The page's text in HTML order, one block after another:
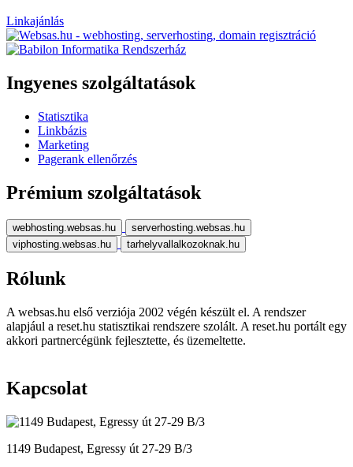
Linkajánlás
Ingyenes szolgáltatások
Statisztika
Linkbázis
Marketing
Pagerank ellenőrzés
Prémium szolgáltatások
webhosting.websas.hu
serverhosting.websas.hu
viphosting.websas.hu
tarhelyvallalkozoknak.hu
Rólunk
A websas.hu első verziója 2002 végén készült el. A rendszer
alapjául a reset.hu statisztikai rendszere szolált. A reset.hu portált egy
akkori partnercégünk fejlesztette, és üzemeltette.
Kapcsolat
1149 Budapest, Egressy út 27-29 B/3